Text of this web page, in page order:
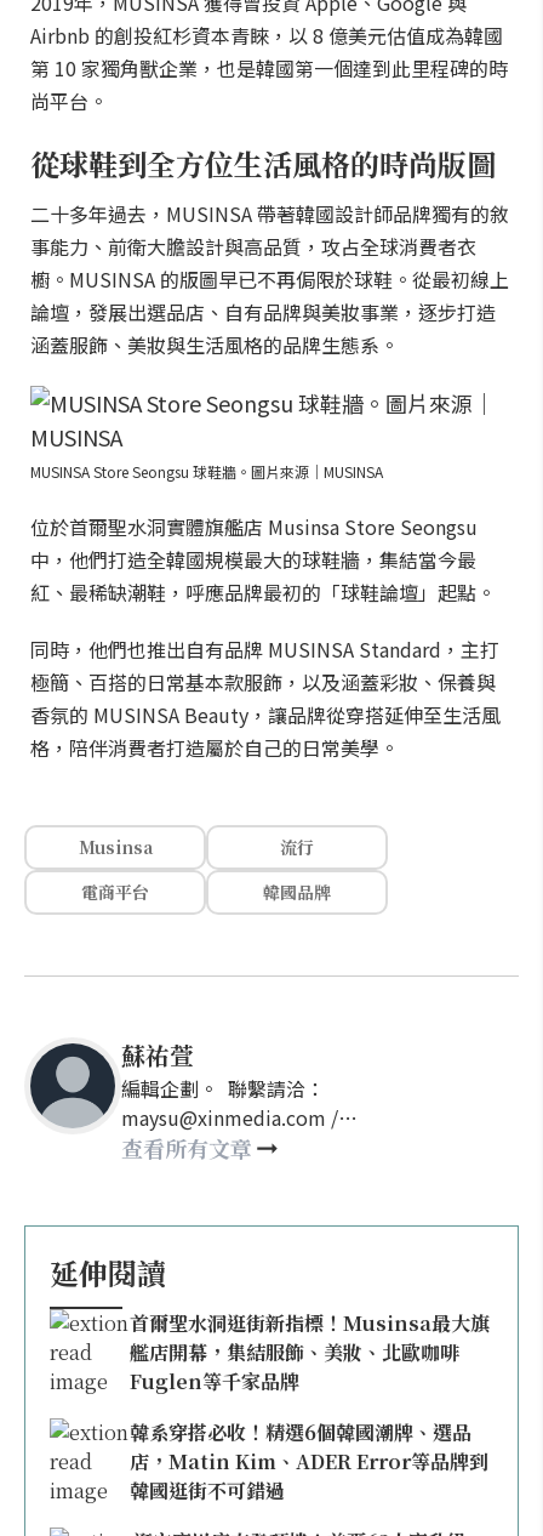
Airbnb 的創投紅杉資本青睞，以 8 億美元估值成為韓國
第 10 家獨角獸企業，也是韓國第一個達到此里程碑的時
尚平台。
從球鞋到全方位生活風格的時尚版圖
二十多年過去，MUSINSA 帶著韓國設計師品牌獨有的敘
事能力、前衛大膽設計與高品質，攻占全球消費者衣
櫥。MUSINSA 的版圖早已不再侷限於球鞋。從最初線上
論壇，發展出選品店、自有品牌與美妝事業，逐步打造
涵蓋服飾、美妝與生活風格的品牌生態系。
MUSINSA Store Seongsu 球鞋牆。圖片來源｜MUSINSA
位於首爾聖水洞實體旗艦店 Musinsa Store Seongsu
中，他們打造全韓國規模最大的球鞋牆，集結當今最
紅、最稀缺潮鞋，呼應品牌最初的「球鞋論壇」起點。
同時，他們也推出自有品牌 MUSINSA Standard，主打
極簡、百搭的日常基本款服飾，以及涵蓋彩妝、保養與
香氛的 MUSINSA Beauty，讓品牌從穿搭延伸至生活風
格，陪伴消費者打造屬於自己的日常美學。
Musinsa
流行
電商平台
韓國品牌
蘇祐萱
編輯企劃。 聯繫請洽：
maysu@xinmedia.com /
may860527@gmail.com
查看所有文章
延伸閱讀
首爾聖水洞逛街新指標！Musinsa最大旗
艦店開幕，集結服飾、美妝、北歐咖啡
Fuglen等千家品牌
韓系穿搭必收！精選6個韓國潮牌、選品
店，Matin Kim、ADER Error等品牌到
韓國逛街不可錯過